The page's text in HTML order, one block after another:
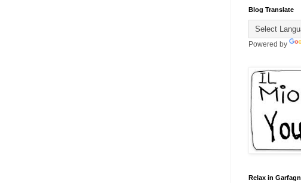
Blog Translate
Powered by
Relax in